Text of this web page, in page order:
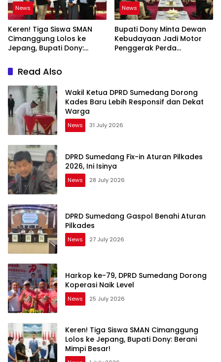
News
Keren! Tiga Siswa SMAN
Cimanggung Lolos ke
Jepang, Bupati Dony:
News
Bupati Dony Minta Dewan
Kebudayaan Jadi Motor
Penggerak Perda
Read Also
Wakil Ketua DPRD Sumedang Dorong
Kades Baru Lebih Responsif dan Dekat
Warga
News 31 July 2026
DPRD Sumedang Fix-in Aturan Pilkades
2026, Ini Isinya
News 28 July 2026
DPRD Sumedang Gaspol Benahi Aturan
Pilkades
News 27 July 2026
Harkop ke-79, DPRD Sumedang Dorong
Koperasi Naik Level
News 25 July 2026
Keren! Tiga Siswa SMAN Cimanggung
Lolos ke Jepang, Bupati Dony: Berani
Mimpi Besar!